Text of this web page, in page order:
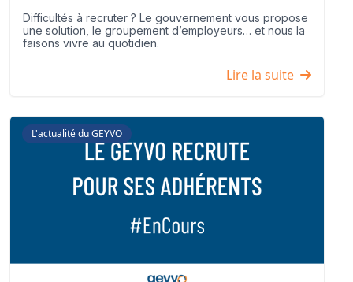
Difficultés à recruter ? Le gouvernement vous propose
une solution, le groupement d’employeurs… et nous la
faisons vivre au quotidien.
Lire la suite
L'actualité du GEYVO